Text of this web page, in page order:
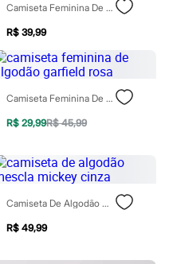
Camiseta Feminina De Algodão Manga Curta Snoopy Bege
R$ 39,99
Camiseta Feminina De Algodão Garfield Rosa
R$ 29,99R$ 45,99
Camiseta De Algodão Mescla Mickey Cinza
R$ 49,99